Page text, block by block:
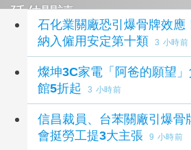
延伸閱讀
石化業關廠恐引爆骨牌效應
納入僱用安定第十類
3 小時前
燦坤3C家電「阿爸的願望
館5折起
3 小時前
信昌裁員、台苯關廠引爆
會挺勞工提3大主張
9 小時前